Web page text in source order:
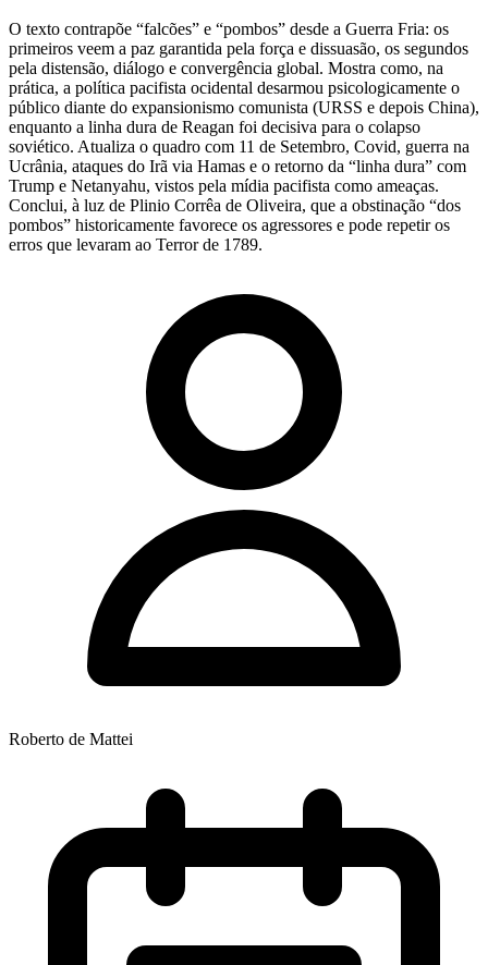
O texto contrapõe “falcões” e “pombos” desde a Guerra Fria: os
primeiros veem a paz garantida pela força e dissuasão, os segundos
pela distensão, diálogo e convergência global. Mostra como, na
prática, a política pacifista ocidental desarmou psicologicamente o
público diante do expansionismo comunista (URSS e depois China),
enquanto a linha dura de Reagan foi decisiva para o colapso
soviético. Atualiza o quadro com 11 de Setembro, Covid, guerra na
Ucrânia, ataques do Irã via Hamas e o retorno da “linha dura” com
Trump e Netanyahu, vistos pela mídia pacifista como ameaças.
Conclui, à luz de Plinio Corrêa de Oliveira, que a obstinação “dos
pombos” historicamente favorece os agressores e pode repetir os
erros que levaram ao Terror de 1789.
Roberto de Mattei